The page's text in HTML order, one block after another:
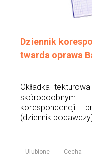
Dziennik
twarda oprawa
Okładka
korespondencji
(dziennik
Ulubione Cecha